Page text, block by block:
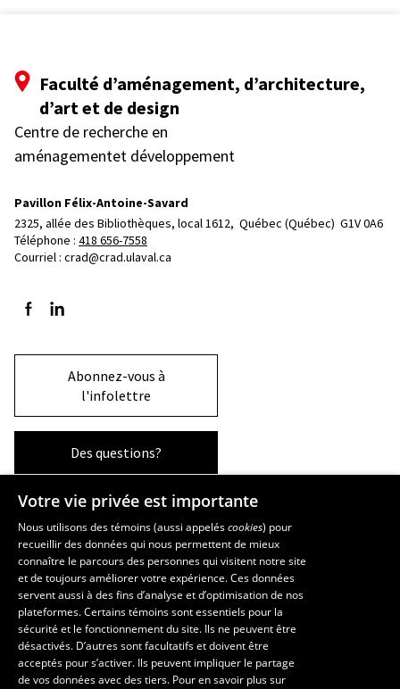
Faculté d’aménagement, d’architecture,
d’art et de design
Centre de recherche en
aménagementet développement
Pavillon Félix-Antoine-Savard
2325, allée des Bibliothèques, local 1612, Québec (Québec)  G1V 0A6
Téléphone : 418 656-7558
Courriel : crad@crad.ulaval.ca
Suivez-nous sur Facebook
Suivez-nous sur LinkedIn
Abonnez-vous à
l'infolettre
Des questions?
La Faculté et ses écoles
Faculté d’aménagement, d’architecture, d’art et de design
École d’art
École supérieure d’aménagement du territoire et de développement
régional
École d’architecture
École de design
Votre vie privée est importante
Nous utilisons des témoins (aussi appeléscookies) pour
recueillir des données qui nous permettent de mieux
connaître le parcours des personnes qui visitent notre site
et de toujours améliorer votre expérience. Ces données
servent aussi à des fins d’analyse et d’optimisation de nos
plateformes. Certains témoins sont essentiels pour la
sécurité et le fonctionnement du site. Ils ne peuvent être
désactivés. D’autres sont facultatifs et doivent être
acceptés pour s’activer. Ils peuvent impliquer le partage
de vos données avec des tiers. Pour en savoir plus sur